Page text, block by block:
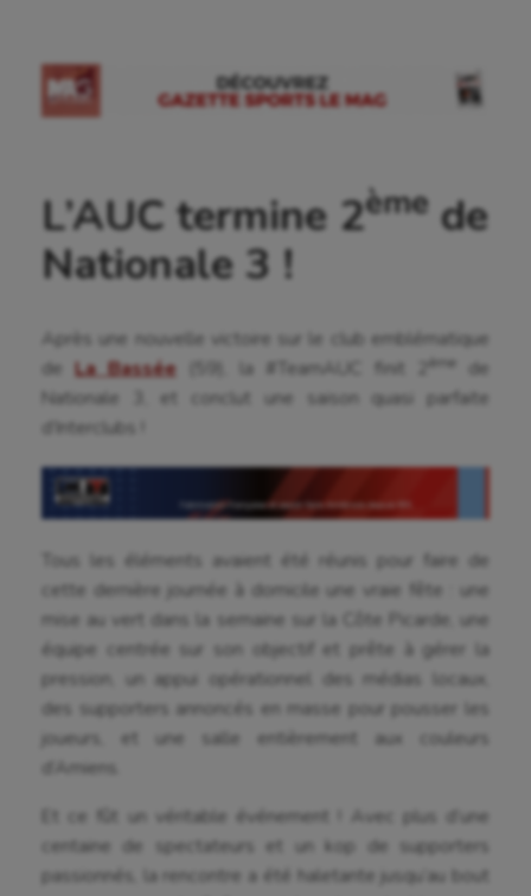
L’AUC termine 2ème de
Nationale 3 !
Après une nouvelle victoire sur le club emblématique
de La Bassée (59), la #TeamAUC finit 2 ème
de
Nationale 3, et conclut une saison quasi parfaite
d’Interclubs !
Tous les éléments avaient été réunis pour faire de
cette dernière journée à domicile une vraie fête : une
mise au vert dans la semaine sur la Côte Picarde, une
équipe centrée sur son objectif et prête à gérer la
pression, un appui opérationnel des médias locaux,
des supporters annoncés en masse pour pousser les
joueurs, et une salle entièrement aux couleurs
d’Amiens.
Et ce fût un véritable événement ! Avec plus d’une
centaine de spectateurs et un kop de supporters
passionnés, la rencontre a été haletante jusqu’au bout